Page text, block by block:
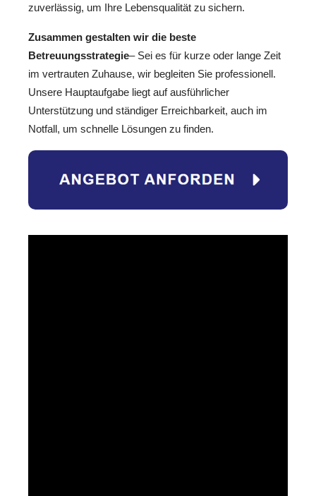
zuverlässig, um Ihre Lebensqualität zu sichern.
Zusammen gestalten wir die beste
Betreuungsstrategie– Sei es für kurze oder lange Zeit
im vertrauten Zuhause, wir begleiten Sie professionell.
Unsere Hauptaufgabe liegt auf ausführlicher
Unterstützung und ständiger Erreichbarkeit, auch im
Notfall, um schnelle Lösungen zu finden.